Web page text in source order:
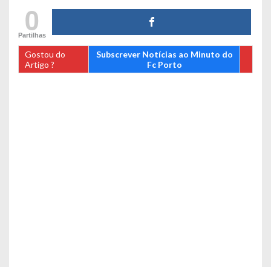
0
Partilhas
Gostou do
Artigo ?
Subscrever Notícias ao Minuto do
Fc Porto